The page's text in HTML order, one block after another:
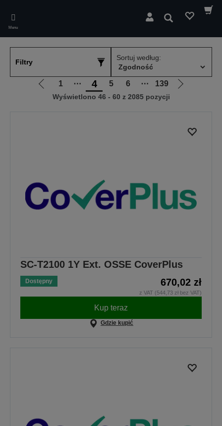
main
content
Menu
Wyszukaj
Filtry
Sortuj według:
Przejdź
1 ⋯ 4 5 6 ⋯ 139
Przejdź
Wyświetlono 46 - 60 z 2085 pozycji
SC-T2100 1Y Ext. OSSE CoverPlus
Dostępny 670,02 zł
z VAT (544,73 zł bez VAT)
Kup teraz
Gdzie kupić